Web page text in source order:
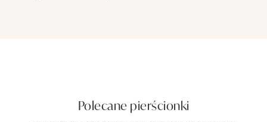
Polecane pierścionki